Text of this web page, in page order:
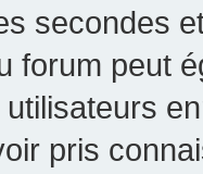
secondes
forum peut
pris